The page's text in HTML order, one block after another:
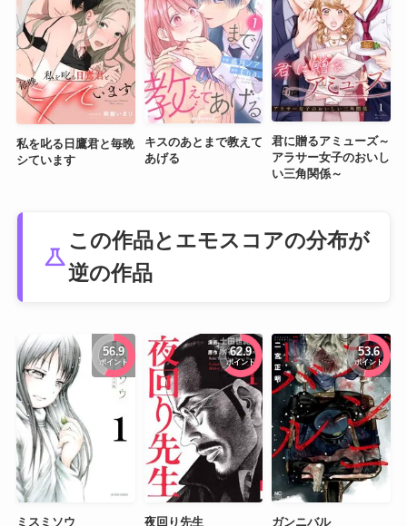
私を叱る日鷹君と毎晩
シています
キスのあとまで教えて
あげる
君に贈るアミューズ～
アラサー女子のおいし
い三角関係～
science
この作品とエモスコアの分布が
逆の作品
56.9
ポイント
ミスミソウ
62.9
ポイント
夜回り先生
53.6
ポイント
ガンニバル